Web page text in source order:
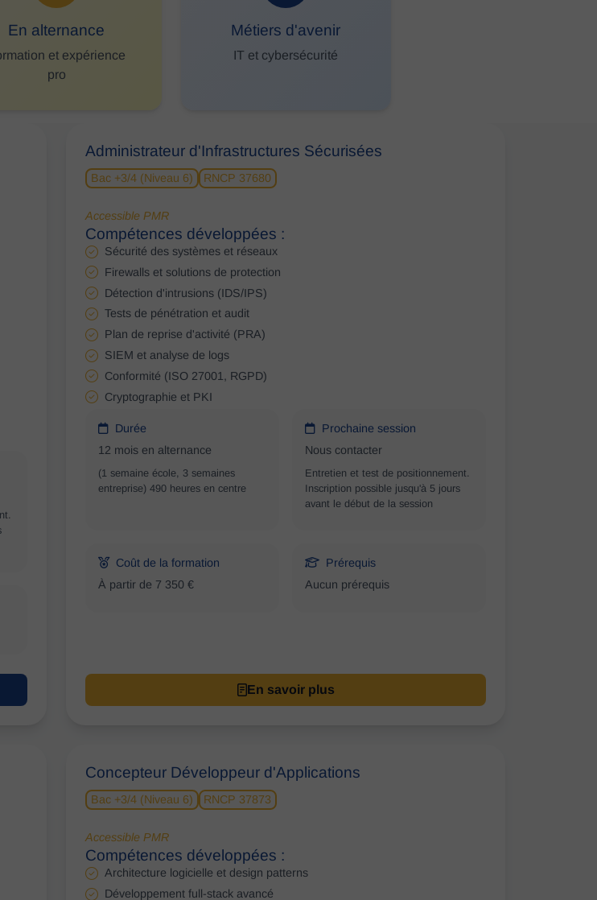
En alternance
et expérience
pro
Métiers d'avenir
IT et cybersécurité
Administrateur d'Infrastructures Sécurisées
Bac +3/4 (Niveau 6) RNCP 37680
Accessible PMR
Compétences développées :
Sécurité des systèmes et réseaux
Firewalls et solutions de protection
Détection d'intrusions (IDS/IPS)
Tests de pénétration et audit
Plan de reprise d'activité (PRA)
SIEM et analyse de logs
Conformité (ISO 27001, RGPD)
Cryptographie et PKI
Durée
12 mois en alternance
(1 semaine école, 3 semaines
entreprise) 490 heures en centre
Prochaine session
Nous contacter
Entretien et test de positionnement.
Inscription possible jusqu'à 5 jours
avant le début de la session
Coût de la formation
À partir de 7 350 €
Prérequis
Aucun prérequis
En savoir plus
Concepteur Développeur d'Applications
Bac +3/4 (Niveau 6) RNCP 37873
Accessible PMR
Compétences développées :
Architecture logicielle et design patterns
Développement full-stack avancé